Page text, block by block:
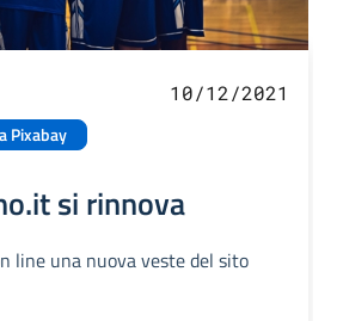
Pixabay
10/12/2021
si rinnova
line una nuova veste del sito